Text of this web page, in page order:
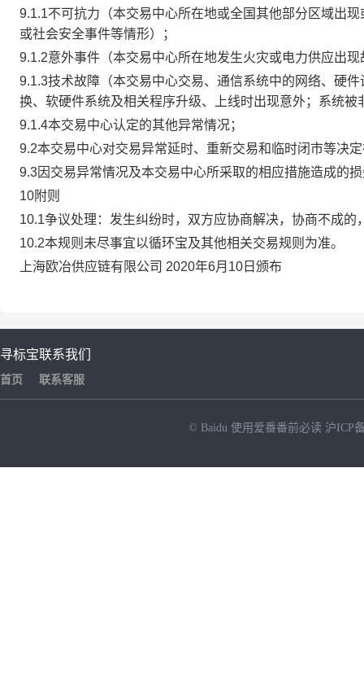
9.1.1不可抗力（本交易中心所在地或全国其他部分区域出
或社会安全事件等情形）；
9.1.2意外事件（本交易中心所在地发生火灾或电力供应出
9.1.3技术故障（本交易中心交易、通信系统中的网络、硬
换、软硬件系统及相关程序升级、上线时出现意外；系统
9.1.4本交易中心认定的其他异常情况；
9.2本交易中心对交易异常延时、重新交易和临时闭市等决
9.3因交易异常情况及本交易中心所采取的相应措施造成的
10附则
10.1争议处理：发生纠纷时，双方应协商解决，协商不成
10.2本规则未尽事宜以循环宝及其他相关交易规则为准。
上海欧冶供应链有限公司 2020年6月10日颁布
寻标宝
首页
联系我们
联系客服
© Baidu 使用爱番番前必读 沪ICP